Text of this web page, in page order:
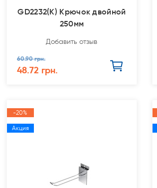
GD2232(К) Крючок двойной
250мм
Добавить отзыв
60.90 грн.
48.72 грн.
-20%
Акция